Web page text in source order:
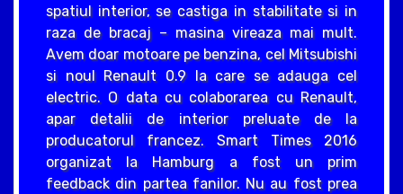
spatiul interior, se castiga in stabilitate si in
raza de bracaj – masina vireaza mai mult.
Avem doar motoare pe benzina, cel Mitsubishi
si noul Renault 0.9 la care se adauga cel
electric. O data cu colaborarea cu Renault,
apar detalii de interior preluate de la
producatorul francez. Smart Times 2016
organizat la Hamburg a fost un prim
feedback din partea fanilor. Nu au fost prea